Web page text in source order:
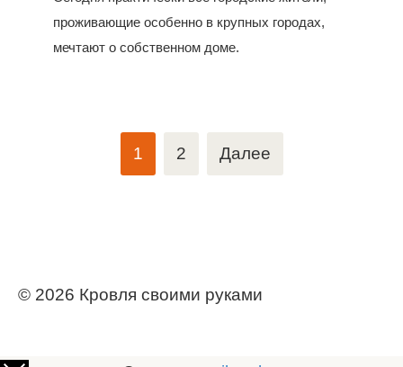
проживающие особенно в крупных городах,
мечтают о собственном доме.
1 2 Далее
© 2026 Кровля своими руками